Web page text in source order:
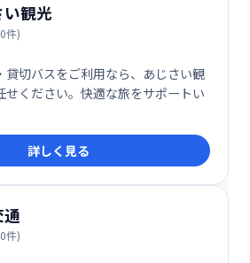
い観光
件)
貸切バスをご利用なら、あじさい観
せください。快適な旅をサポートい
詳しく見る
通
件)